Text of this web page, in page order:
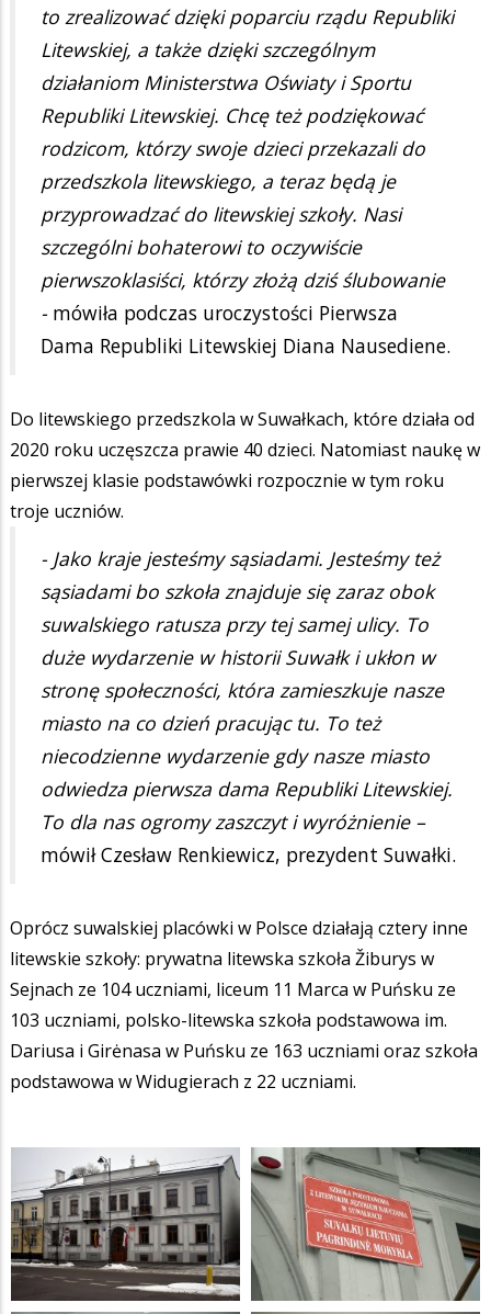
to zrealizować dzięki poparciu rządu Republiki
Litewskiej, a także dzięki szczególnym
działaniom Ministerstwa Oświaty i Sportu
Republiki Litewskiej. Chcę też podziękować
rodzicom, którzy swoje dzieci przekazali do
przedszkola litewskiego, a teraz będą je
przyprowadzać do litewskiej szkoły. Nasi
szczególni bohaterowi to oczywiście
pierwszoklasiści, którzy złożą dziś ślubowanie
- mówiła podczas uroczystości Pierwsza
Dama Republiki Litewskiej Diana Nausediene.
Do litewskiego przedszkola w Suwałkach, które działa od
2020 roku uczęszcza prawie 40 dzieci. Natomiast naukę w
pierwszej klasie podstawówki rozpocznie w tym roku
troje uczniów.
- Jako kraje jesteśmy sąsiadami. Jesteśmy też
sąsiadami bo szkoła znajduje się zaraz obok
suwalskiego ratusza przy tej samej ulicy. To
duże wydarzenie w historii Suwałk i ukłon w
stronę społeczności, która zamieszkuje nasze
miasto na co dzień pracując tu. To też
niecodzienne wydarzenie gdy nasze miasto
odwiedza pierwsza dama Republiki Litewskiej.
To dla nas ogromy zaszczyt i wyróżnienie –
mówił Czesław Renkiewicz, prezydent Suwałki.
Oprócz suwalskiej placówki w Polsce działają cztery inne
litewskie szkoły: prywatna litewska szkoła Žiburys w
Sejnach ze 104 uczniami, liceum 11 Marca w Puńsku ze
103 uczniami, polsko-litewska szkoła podstawowa im.
Dariusa i Girėnasa w Puńsku ze 163 uczniami oraz szkoła
podstawowa w Widugierach z 22 uczniami.